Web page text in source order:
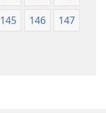
145 146
147